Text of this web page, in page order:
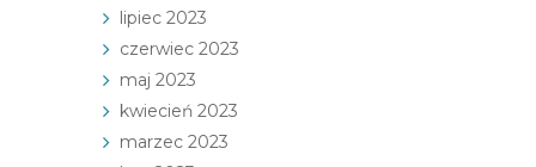
lipiec 2023
czerwiec 2023
maj 2023
kwiecień 2023
marzec 2023